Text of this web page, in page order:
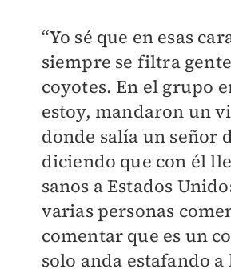
“Yo sé que en esas
siempre se filtra
coyotes. En el grupo
estoy, mandaron un
donde salía un señor
diciendo que con él
sanos a Estados
varias personas
comentar que es un
solo anda estafando a